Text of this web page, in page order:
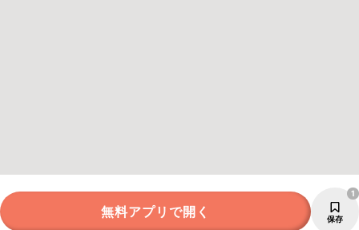
無料アプリで開く 保存
1